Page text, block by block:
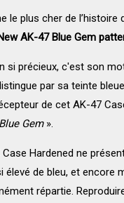
le plus cher de l’histoire
AK-47 Blue Gem
si précieux, c'est son
par sa teinte
de cet AK-47
Blue Gem».
Case Hardened ne
élevé de bleu, et encore
répartie.